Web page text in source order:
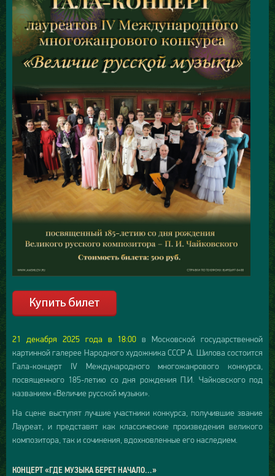
21 декабря 2025 года в 18:00 в Московской государственной
картинной галерее Народного художника СССР А. Шилова состоится
Гала-концерт IV Международного многожанрового конкурса,
посвященного 185-летию со дня рождения П.И. Чайковского под
названием «Величие русской музыки».
На сцене выступят лучшие участники конкурса, получившие звание
Лауреат, и представят как классические произведения великого
композитора, так и сочинения, вдохновленные его наследием.
КОНЦЕРТ «ГДЕ МУЗЫКА БЕРЕТ НАЧАЛО…»